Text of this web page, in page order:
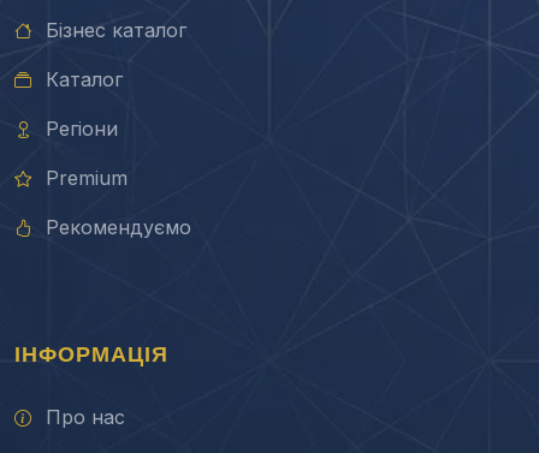
Бізнес каталог
Каталог
Регіони
Premium
Рекомендуємо
ІНФОРМАЦІЯ
Про нас